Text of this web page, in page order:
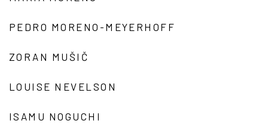
PEDRO MORENO-MEYERHOFF
ZORAN MUŠIČ
LOUISE NEVELSON
ISAMU NOGUCHI